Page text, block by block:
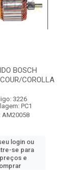
BOSCH
COROLLA
3226
PC1
AM20058
login ou
se para
e